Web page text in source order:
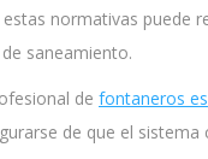
normativas puede
saneamiento.
de fontaneros
de que el